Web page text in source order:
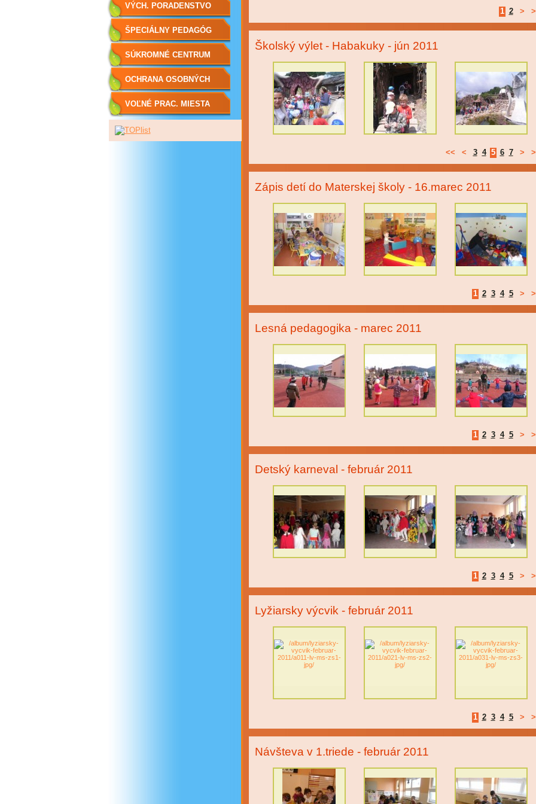
1 2 >
Školský výlet - Habakuky - jún 2011
<< < 3 4 5 6 7 >
Zápis detí do Materskej školy - 16.marec 2011
1 2 3 4 5 >
Lesná pedagogika - marec 2011
1 2 3 4 5 >
Detský karneval - február 2011
1 2 3 4 5 >
Lyžiarsky výcvik - február 2011
1 2 3 4 5 >
Návšteva v 1.triede - február 2011
VÝCH. PORADENSTVO
ŠPECIÁLNY PEDAGÓG
SÚKROMNÉ CENTRUM
ŠPP
OCHRANA OSOBNÝCH
ÚDAJOV
VOĽNÉ PRAC. MIESTA